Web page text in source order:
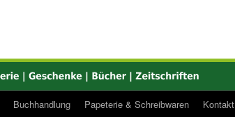
Buchhandlung Papeterie & Schreibwaren Kontakt